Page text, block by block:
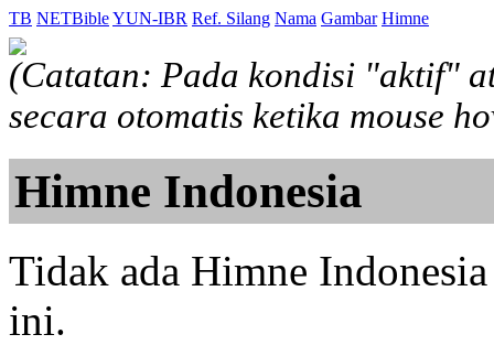
TB NETBibleYUN-IBR Ref. Silang Nama Gambar Himne
(Catatan: Pada kondisi "aktif"
secara otomatis ketika mouse
Himne Indonesia
Tidak ada Himne
ini.